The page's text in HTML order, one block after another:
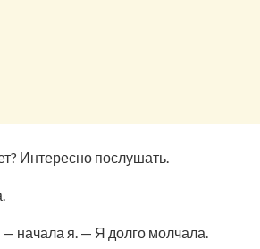
Интересно послушать.
начала я. — Я долго молчала.